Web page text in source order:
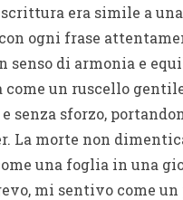
era simile a
ogni frase
senso di armonia e
un ruscello
senza sforzo,
La morte non
una foglia in una
mi sentivo come